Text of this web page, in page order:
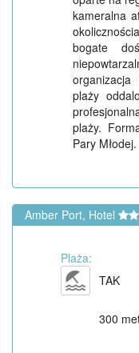
kameralna
bogate
plaży
plaży.
Pary Młodej.
Amber Port, Hotel
Plaża:
TAK
300